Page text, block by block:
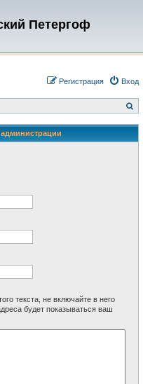
Петергоф
Вход
Регистрация
о
с
текста, не включайте в него
будет показываться ваш